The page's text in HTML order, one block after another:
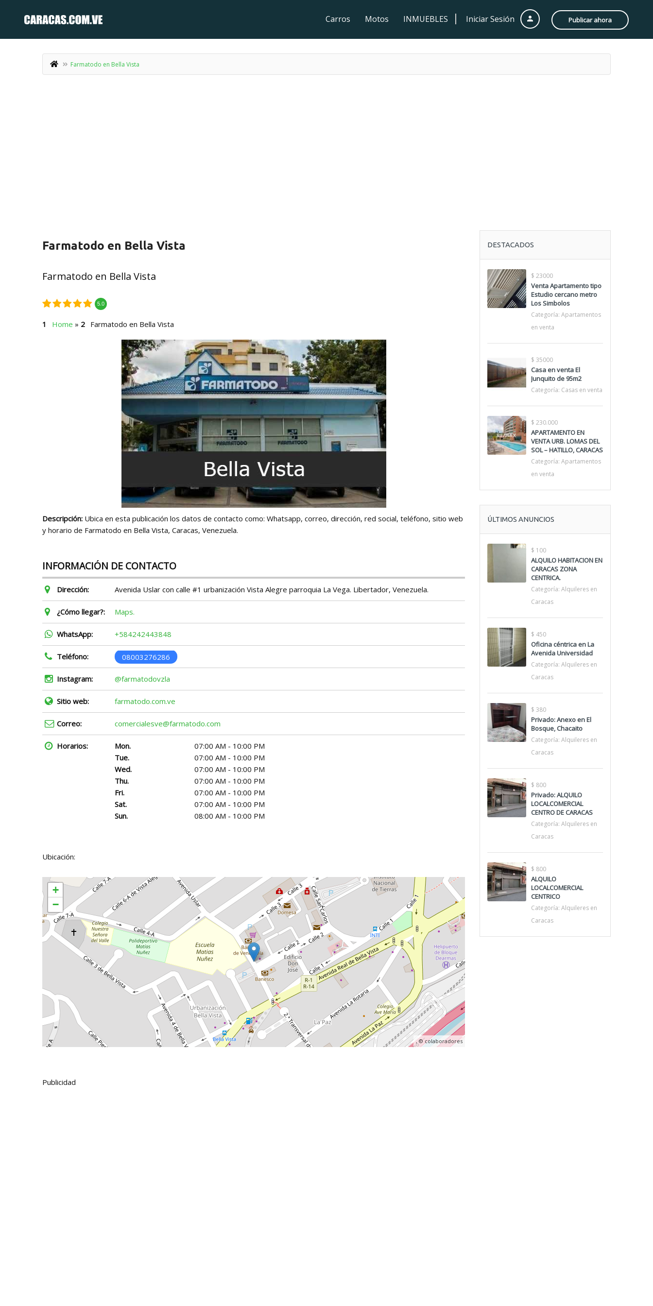
Iniciar Sesión Publicar ahora
Carros Motos INMUEBLES
Farmatodo en Bella Vista
Farmatodo en Bella Vista
Farmatodo en Bella Vista
5.0
Home » Farmatodo en Bella Vista
Descripción: Ubica en esta publicación los datos de contacto como: Whatsapp, correo, dirección, red social, teléfono, sitio web
y horario de Farmatodo en Bella Vista, Caracas, Venezuela.
INFORMACIÓN DE CONTACTO
Dirección: Avenida Uslar con calle #1 urbanización Vista Alegre parroquia La Vega. Libertador, Venezuela.
¿Cómo llegar?: Maps.
WhatsApp: +584242443848
Teléfono: 08003276286
Instagram: @farmatodovzla
Sitio web: farmatodo.com.ve
Correo: comercialesve@farmatodo.com
Horarios: Mon.
07:00 AM - 10:00 PM
Tue.
07:00 AM - 10:00 PM
Wed.
07:00 AM - 10:00 PM
Thu.
07:00 AM - 10:00 PM
Fri.
07:00 AM - 10:00 PM
Sat.
07:00 AM - 10:00 PM
Sun.
08:00 AM - 10:00 PM
Ubicación:
+
−
, ©colaboradores
Publicidad
DESTACADOS
$ 23000
Venta Apartamento tipo
Estudio cercano metro
Los Simbolos
Categoría: Apartamentos
en venta
$ 35000
Casa en venta El
Junquito de 95m2
Categoría: Casas en venta
$ 230.000
APARTAMENTO EN
VENTA URB. LOMAS DEL
SOL – HATILLO, CARACAS
Categoría: Apartamentos
en venta
ÚLTIMOS ANUNCIOS
$ 100
ALQUILO HABITACION EN
CARACAS ZONA
CENTRICA.
Categoría: Alquileres en
Caracas
$ 450
Oficina céntrica en La
Avenida Universidad
Categoría: Alquileres en
Caracas
$ 380
Privado: Anexo en El
Bosque, Chacaito
Categoría: Alquileres en
Caracas
$ 800
Privado: ALQUILO
LOCALCOMERCIAL
CENTRO DE CARACAS
Categoría: Alquileres en
Caracas
$ 800
ALQUILO
LOCALCOMERCIAL
CENTRICO
Categoría: Alquileres en
Caracas